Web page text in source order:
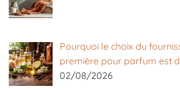
Pourquoi le choix du
première pour parfum est
02/08/2026